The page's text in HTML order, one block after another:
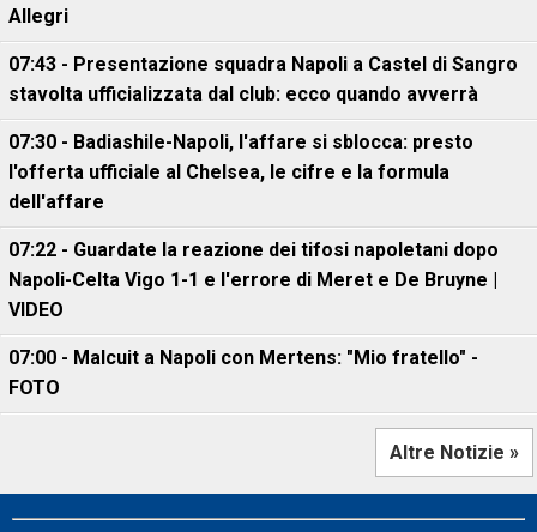
Allegri
07:43 - Presentazione squadra Napoli a Castel di Sangro
stavolta ufficializzata dal club: ecco quando avverrà
07:30 - Badiashile-Napoli, l'affare si sblocca: presto
l'offerta ufficiale al Chelsea, le cifre e la formula
dell'affare
07:22 - Guardate la reazione dei tifosi napoletani dopo
Napoli-Celta Vigo 1-1 e l'errore di Meret e De Bruyne |
VIDEO
07:00 - Malcuit a Napoli con Mertens: "Mio fratello" -
FOTO
Altre Notizie »